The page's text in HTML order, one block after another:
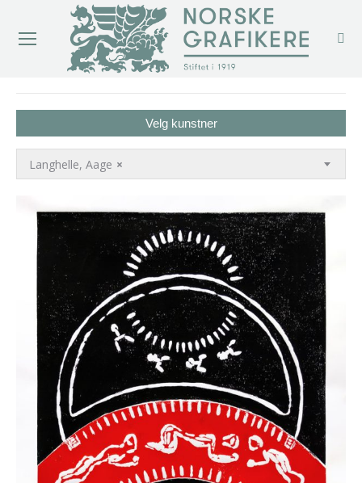
Velg kunstner
×
Langhelle, Aage